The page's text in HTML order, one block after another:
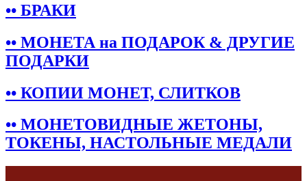
•• БРАКИ
•• МОНЕТА на ПОДАРОК & ДРУГИЕ
ПОДАРКИ
•• КОПИИ МОНЕТ, СЛИТКОВ
•• МОНЕТОВИДНЫЕ ЖЕТОНЫ,
ТОКЕНЫ, НАСТОЛЬНЫЕ МЕДАЛИ